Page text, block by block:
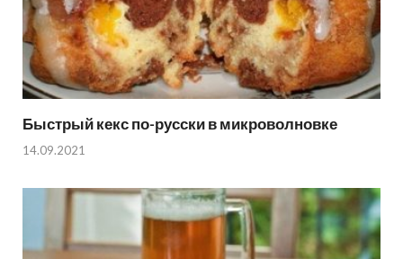
Быстрый кекс по-русски в микроволновке
14.09.2021